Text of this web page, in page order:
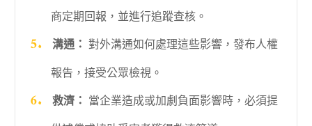
商定期回報，並進行追蹤查核。
溝通： 對外溝通如何處理這些影響，發布人權
報告，接受公眾檢視。
救濟： 當企業造成或加劇負面影響時，必須提